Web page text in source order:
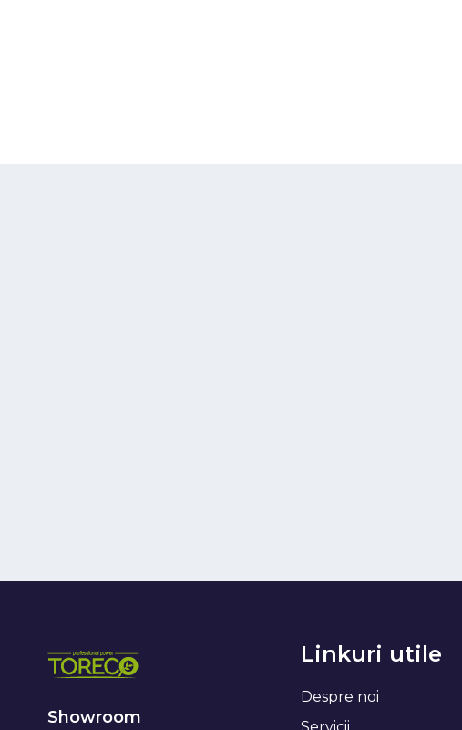
Showroom
Linkuri utile
Despre noi